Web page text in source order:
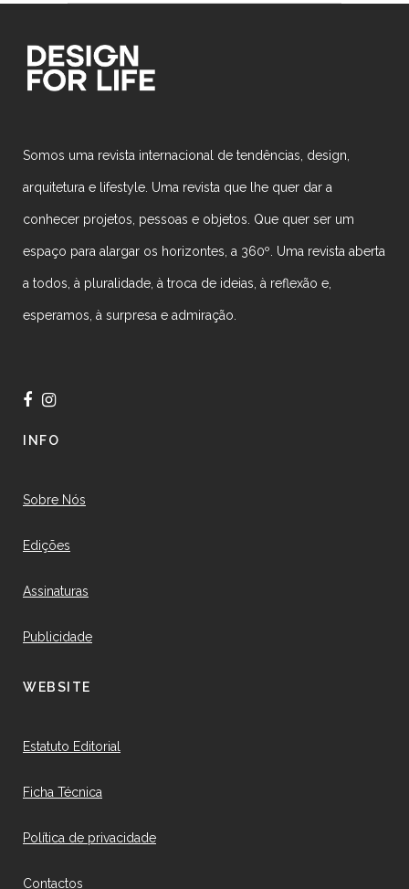
Somos uma revista internacional de tendências, design,
arquitetura e lifestyle. Uma revista que lhe quer dar a
conhecer projetos, pessoas e objetos. Que quer ser um
espaço para alargar os horizontes, a 360º. Uma revista aberta
a todos, à pluralidade, à troca de ideias, à reflexão e,
esperamos, à surpresa e admiração.
INFO
Sobre Nós
Edições
Assinaturas
Publicidade
WEBSITE
Estatuto Editorial
Ficha Técnica
Política de privacidade
Contactos